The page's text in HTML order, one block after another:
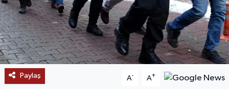
Paylaş A- A+
BÖLGE
KEŞFET
POPÜLER